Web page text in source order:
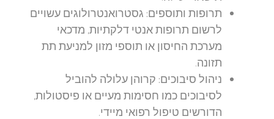
תרופות ותוספים:גסטרואנטרולוגים עשויים
לרשום תרופות אנטי דלקתיות, מדכאי
מערכת החיסון או תוספי מזון למניעת תת
תזונה.
ניהול סיבוכים:קרוהן עלולה להוביל
לסיבוכים כמו חסימות מעיים או פיסטולות,
הדורשים טיפול רפואי מיידי.